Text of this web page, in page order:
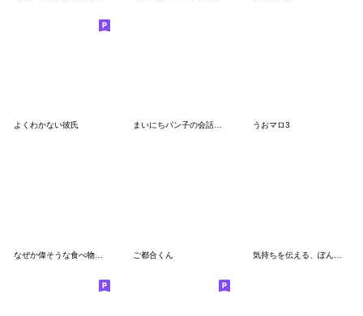
よくわかない彼氏 うおマロ3
なぜか偉そうな食べ物たち2 ご都合くん 気持ちを伝える、ぽんこつ。